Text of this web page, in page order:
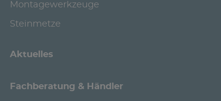
Montagewerkzeuge
Steinmetze
Aktuelles
Fachberatung & Händler